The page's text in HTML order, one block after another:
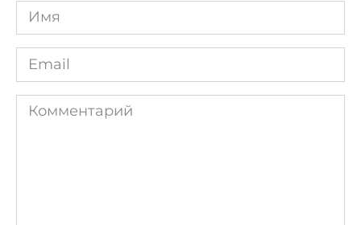
Имя
*
Email
*
Комментарий